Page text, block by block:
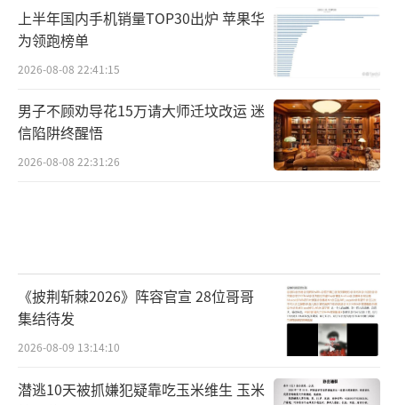
0%。模块化和数字化能把现场用工减少超过5
0%，但当算力建设进入数百GW级别，熟练工
时仍会变成实打实的约束。进入这一层后，成
本会超过2000万美元/MW，至于超出多少，取
决于行业要在多短时间里榨出多少新增容量。
所以，地面供给不是无限的。但它也不是一个
键变量。太空数据中心解决不了最上游的问
题：没有芯片，就没有集群。当前约束已经从
数据中心容量转向半导体生产，尤其是台积电N
3先进制程、HBM以及DRAM产能。AI相关需求
上半年国内手机销量TOP30出炉 苹果华
为领跑榜单
2026-08-08 22:41:15
男子不顾劝导花15万请大师迁坟改运 迷
信陷阱终醒悟
2026-08-08 22:31:26
《披荆斩棘2026》阵容官宣 28位哥哥
集结待发
2026-08-09 13:14:10
潜逃10天被抓嫌犯疑靠吃玉米维生 玉米